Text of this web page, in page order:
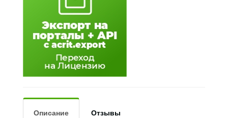
Описание Отзывы